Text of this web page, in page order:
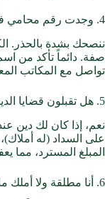
4. وجدت رقم محامي في موقع حراج يدعي أنه فاعل خير، هل أثق به؟
ننصحك بشدة بالحذر.
صفة. دائماً تأكد من
تواصل مع المكاتب
5. هل تقبلون قضايا الديون المتعثرة بنظام النسبة؟
نعم، إذا كان لك دين
على السداد (له
المبلغ المسترد، مما
6. أنا مطلقة ولا أملك مالاً، وطليقي يرفض النفقة، ماذا أفعل؟